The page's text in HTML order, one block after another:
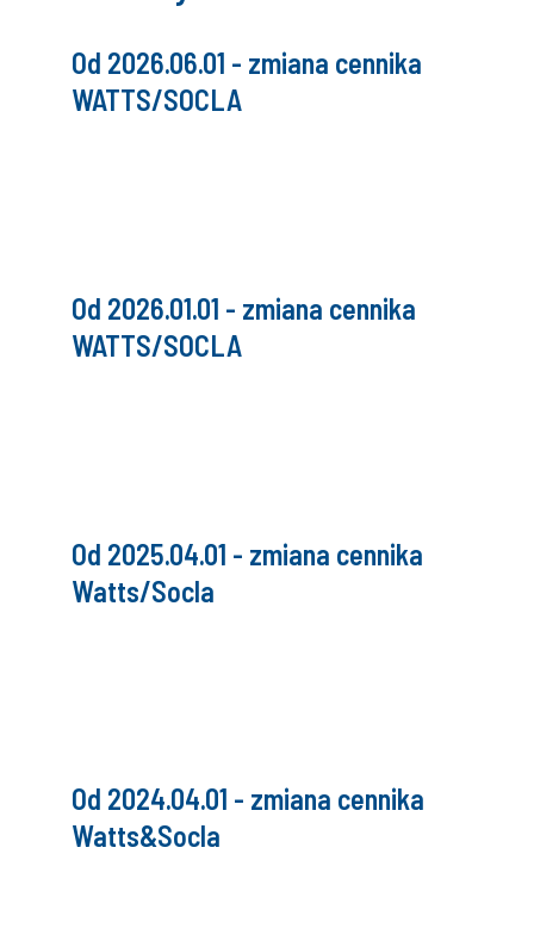
Od 2026.06.01 - zmiana cennika
WATTS/SOCLA
Od 2026.01.01 - zmiana cennika
WATTS/SOCLA
Od 2025.04.01 - zmiana cennika
Watts/Socla
Od 2024.04.01 - zmiana cennika
Watts&Socla